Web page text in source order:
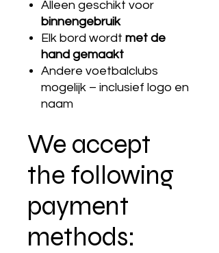
Alleen geschikt voor
binnengebruik
Elk bord wordt met de
hand gemaakt
Andere voetbalclubs
mogelijk – inclusief logo en
naam
We accept
the following
payment
methods: